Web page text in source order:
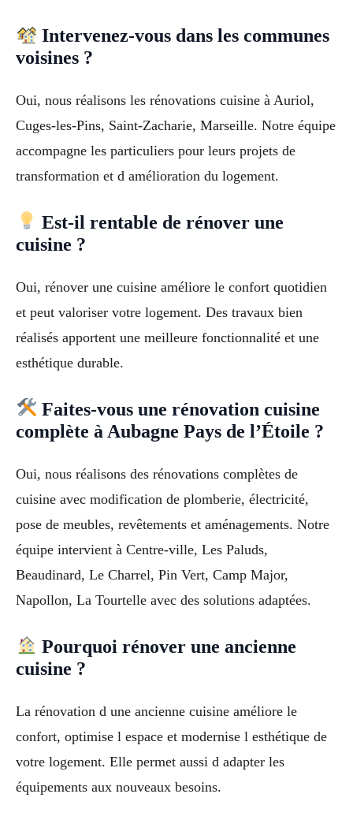
Intervenez-vous dans les communes
voisines ?
Oui, nous réalisons les rénovations cuisine à Auriol,
Cuges-les-Pins, Saint-Zacharie, Marseille. Notre équipe
accompagne les particuliers pour leurs projets de
transformation et d amélioration du logement.
Est-il rentable de rénover une
cuisine ?
Oui, rénover une cuisine améliore le confort quotidien
et peut valoriser votre logement. Des travaux bien
réalisés apportent une meilleure fonctionnalité et une
esthétique durable.
Faites-vous une rénovation cuisine
complète à Aubagne Pays de l’Étoile ?
Oui, nous réalisons des rénovations complètes de
cuisine avec modification de plomberie, électricité,
pose de meubles, revêtements et aménagements. Notre
équipe intervient à Centre-ville, Les Paluds,
Beaudinard, Le Charrel, Pin Vert, Camp Major,
Napollon, La Tourtelle avec des solutions adaptées.
Pourquoi rénover une ancienne
cuisine ?
La rénovation d une ancienne cuisine améliore le
confort, optimise l espace et modernise l esthétique de
votre logement. Elle permet aussi d adapter les
équipements aux nouveaux besoins.